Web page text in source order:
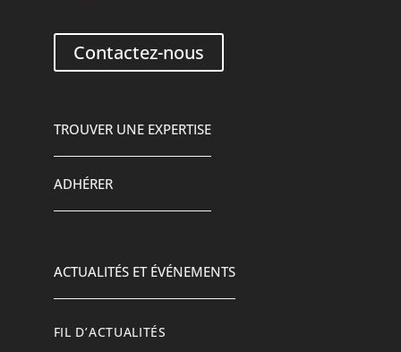
Contactez-nous
TROUVER UNE EXPERTISE
ADHÉRER
ACTUALITÉS ET ÉVÉNEMENTS
FIL D’ACTUALITÉS